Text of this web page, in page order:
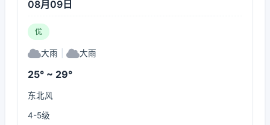
08月09日
优
大雨 大雨
25° ~ 29°
东北风
4-5级